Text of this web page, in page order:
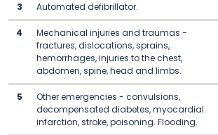
3 Automated defibrillator.
4
Mechanical injuries and traumas -
fractures, dislocations, sprains,
hemorrhages, injuries to the chest,
abdomen, spine, head and limbs.
5
Other emergencies - convulsions,
decompensated diabetes, myocardial
infarction, stroke, poisoning. Flooding.